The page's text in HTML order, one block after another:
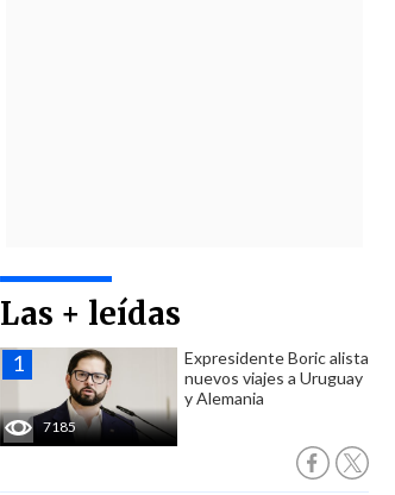
Las + leídas
7185
Expresidente Boric alista
nuevos viajes a Uruguay
y Alemania